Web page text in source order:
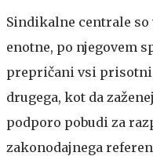
Sindikalne centrale
enotne, po njegovem
prepričani vsi
drugega, kot da
podporo pobudi za
zakonodajnega